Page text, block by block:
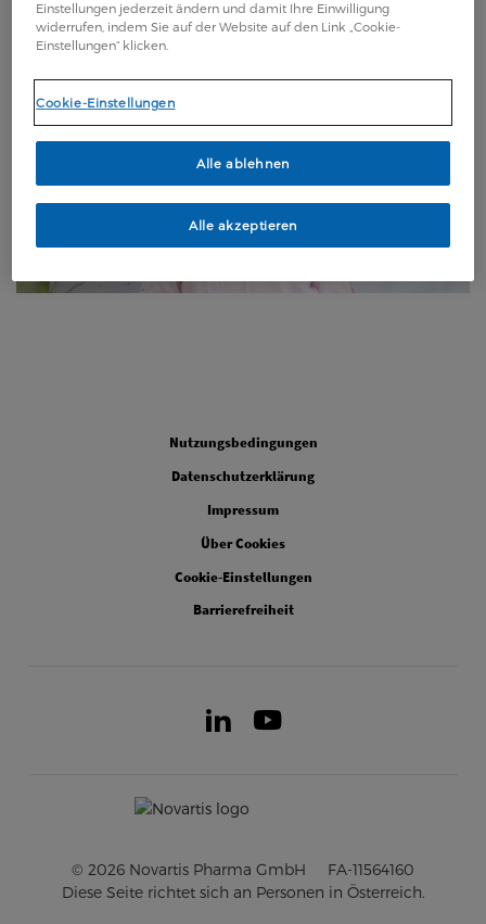
Nutzungsbedingungen
Datenschutzerklärung
Impressum
Über Cookies
Cookie-Einstellungen
Barrierefreiheit
LinkedIn
© 2026 Novartis Pharma GmbH
FA-11564160
Diese Seite richtet sich an Personen in Österreich.
Einstellungen jederzeit ändern und damit Ihre Einwilligung
widerrufen, indem Sie auf der Website auf den Link „Cookie-
Einstellungen“ klicken.
Cookie-Einstellungen
Alle ablehnen
Alle akzeptieren